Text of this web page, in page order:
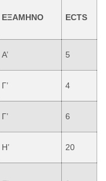
ΕΞΑΜΗΝΟ ECTS
Α’ 5
Γ’ 4
Γ’ 6
Η’ 20